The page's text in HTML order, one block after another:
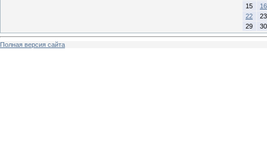
15
16
22
23
29
30
Полная версия сайта